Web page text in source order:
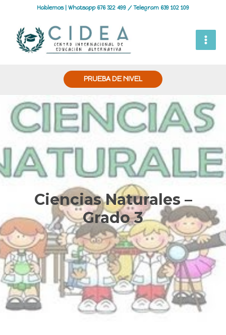
Hablemos | Whatsapp 676 322 499 / Telegram 639 102 109
PRUEBA DE NIVEL
Ciencias Naturales –
Grado 3